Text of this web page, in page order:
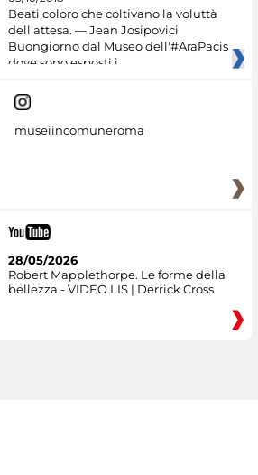
Beati coloro che coltivano la voluttà
dell'attesa. — Jean Josipovici
Buongiorno dal Museo dell'#AraPacis
dove sono esposti i
museiincomuneroma
28/05/2026
Robert Mapplethorpe. Le forme della
bellezza - VIDEO LIS | Derrick Cross